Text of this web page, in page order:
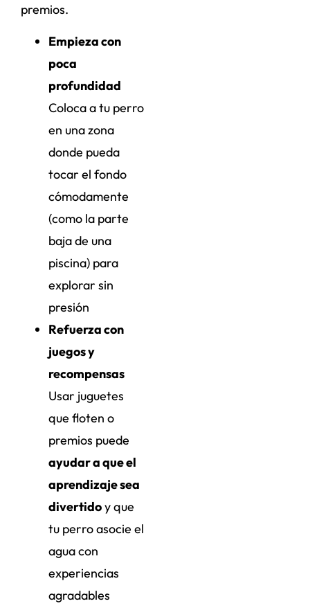
premios.
Empieza con
poca
profundidad
Coloca a tu perro
en una zona
donde pueda
tocar el fondo
cómodamente
(como la parte
baja de una
piscina) para
explorar sin
presión
Refuerza con
juegos y
recompensas
Usar juguetes
que floten o
premios puede
ayudar a que el
aprendizaje sea
divertidoy que
tu perro asocie el
agua con
experiencias
agradables